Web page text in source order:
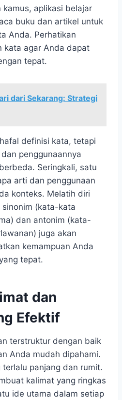
aplikasi belajar
buku dan artikel untuk
Anda. Perhatikan
kata agar Anda dapat
tepat.
dari Sekarang: Strategi
definisi kata, tetapi
penggunaannya
Seringkali, satu
arti dan penggunaan
konteks. Melatih diri
(kata-kata
dan antonim (kata-
juga akan
kemampuan Anda
tepat.
dan
Efektif
terstruktur dengan baik
Anda mudah dipahami.
panjang dan rumit.
kalimat yang ringkas
ide utama dalam setiap